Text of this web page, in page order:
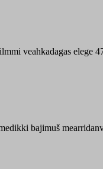
veahkadagas elege
bajimuš